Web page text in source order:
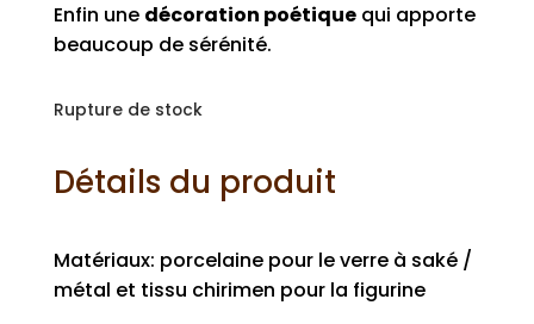
Enfin une décoration poétiquequi apporte
beaucoup de sérénité.
Rupture de stock
Détails du produit
Matériaux: porcelaine pour le verre à saké /
métal et tissu chirimen pour la figurine